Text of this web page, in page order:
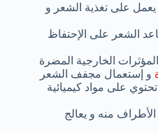
يعمل على تغذية الشعر و
الشعر على الإحتفاظ
الخارجية المضرة
و إستعمال مجفف الشعر
على مواد كيميائية
منه و يعالج